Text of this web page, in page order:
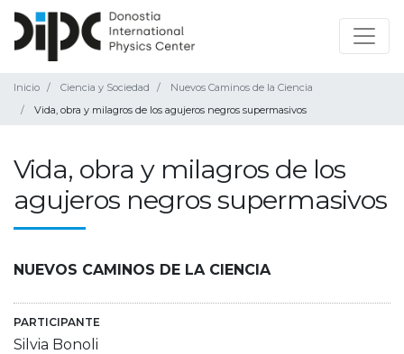
Inicio Ciencia y Sociedad
Nuevos Caminos de la Ciencia
Vida, obra y milagros de los agujeros negros supermasivos
Vida, obra y milagros de los
agujeros negros supermasivos
NUEVOS CAMINOS DE LA CIENCIA
PARTICIPANTE
Silvia Bonoli